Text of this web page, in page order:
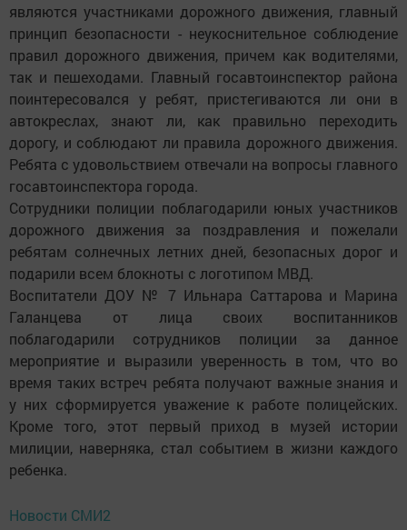
являются участниками дорожного движения, главный
принцип безопасности - неукоснительное соблюдение
правил дорожного движения, причем как водителями,
так и пешеходами. Главный госавтоинспектор района
поинтересовался у ребят, пристегиваются ли они в
автокреслах, знают ли, как правильно переходить
дорогу, и соблюдают ли правила дорожного движения.
Ребята с удовольствием отвечали на вопросы главного
госавтоинспектора города.
Сотрудники полиции поблагодарили юных участников
дорожного движения за поздравления и пожелали
ребятам солнечных летних дней, безопасных дорог и
подарили всем блокноты с логотипом МВД.
Воспитатели ДОУ № 7 Ильнара Саттарова и Марина
Галанцева от лица своих воспитанников
поблагодарили сотрудников полиции за данное
мероприятие и выразили уверенность в том, что во
время таких встреч ребята получают важные знания и
у них сформируется уважение к работе полицейских.
Кроме того, этот первый приход в музей истории
милиции, наверняка, стал событием в жизни каждого
ребенка.
Новости СМИ2